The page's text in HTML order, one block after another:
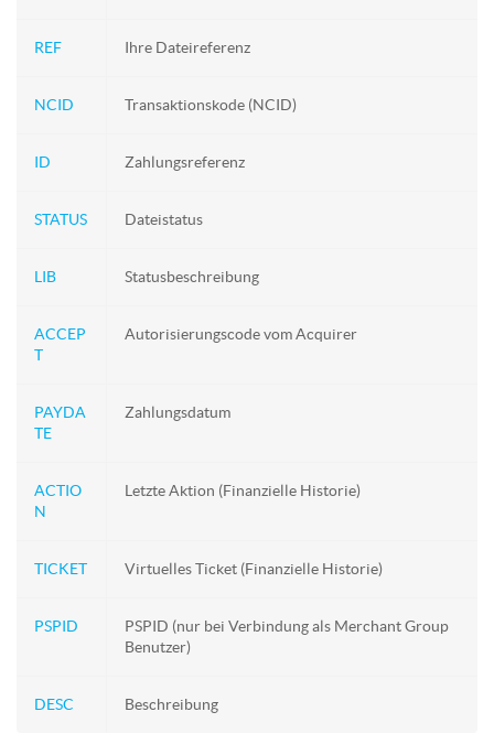
REF Ihre Dateireferenz
NCID Transaktionskode (NCID)
ID Zahlungsreferenz
STATUS Dateistatus
LIB Statusbeschreibung
ACCEP
T
Autorisierungscode vom Acquirer
PAYDA
TE
Zahlungsdatum
ACTIO
N
Letzte Aktion (Finanzielle Historie)
TICKET Virtuelles Ticket (Finanzielle Historie)
PSPID
PSPID (nur bei Verbindung als Merchant Group
Benutzer)
DESC Beschreibung